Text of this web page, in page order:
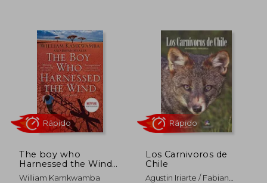
50%
dcto.
50%
dcto.
The boy who
Harnessed the Wind
(en Inglés)
William Kamkwamba
Los Carnivoros de
Chile
Agustin Iriarte / Fabian